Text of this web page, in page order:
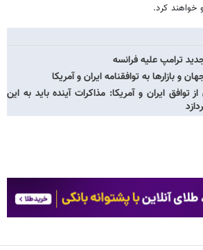
خواهند کرد.
ترامپ علیه فرانسه
و بازارها به توافقنامه ایران و آمریکا
توافق ایران و آمریکا: مذاکرات آینده باید به این